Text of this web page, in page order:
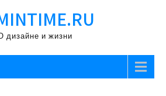
дизайне и жизни